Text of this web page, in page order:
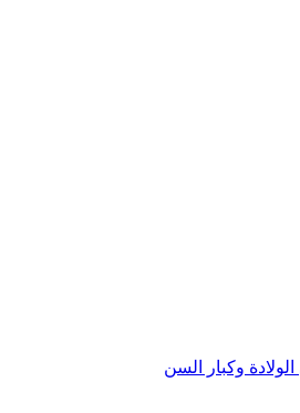
وكبار السن